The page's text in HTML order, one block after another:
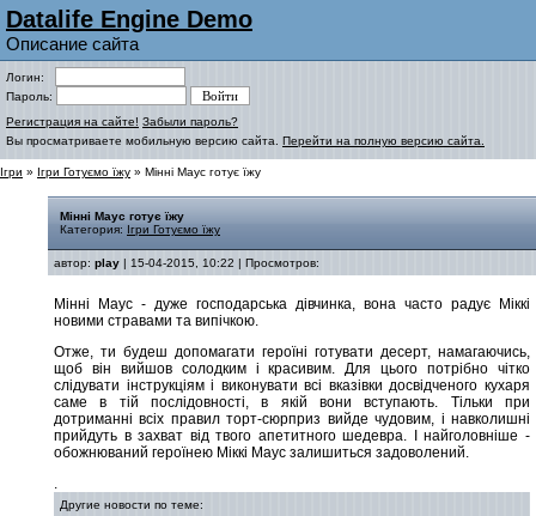
Datalife Engine Demo
Описание сайта
Логин:
Пароль:
Регистрация на сайте! Забыли пароль?
Вы просматриваете мобильную версию сайта. Перейти на полную версию сайта.
Ігри » Ігри Готуємо їжу » Мінні Маус готує їжу
Мінні Маус готує їжу
Категория: Ігри Готуємо їжу
автор: play | 15-04-2015, 10:22 | Просмотров:
Мінні Маус - дуже господарська дівчинка, вона часто радує Міккі
новими стравами та випічкою.
Отже, ти будеш допомагати героїні готувати десерт, намагаючись,
щоб він вийшов солодким і красивим. Для цього потрібно чітко
слідувати інструкціям і виконувати всі вказівки досвідченого кухаря
саме в тій послідовності, в якій вони вступають. Тільки при
дотриманні всіх правил торт-сюрприз вийде чудовим, і навколишні
прийдуть в захват від твого апетитного шедевра. І найголовніше -
обожнюваний героїнею Міккі Маус залишиться задоволений.
.
Другие новости по теме: